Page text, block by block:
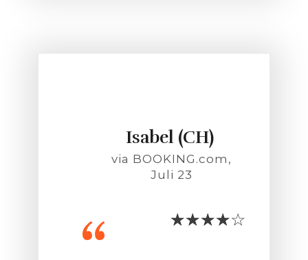
Isabel (CH)
via BOOKING.com,
Juli 23